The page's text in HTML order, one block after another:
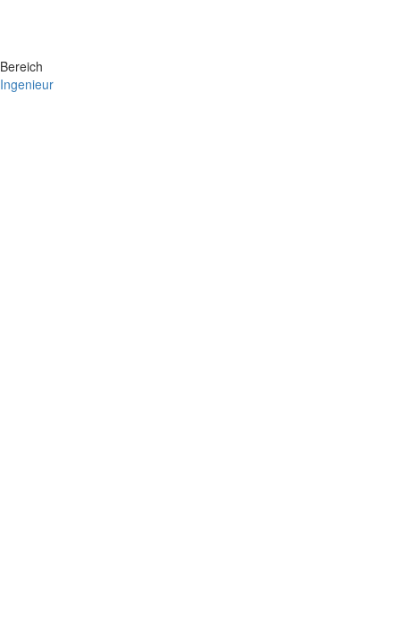
Bereich
Ingenieur